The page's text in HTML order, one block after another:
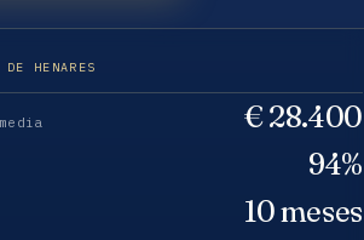
HENARES
€ 28.400
94%
10 meses